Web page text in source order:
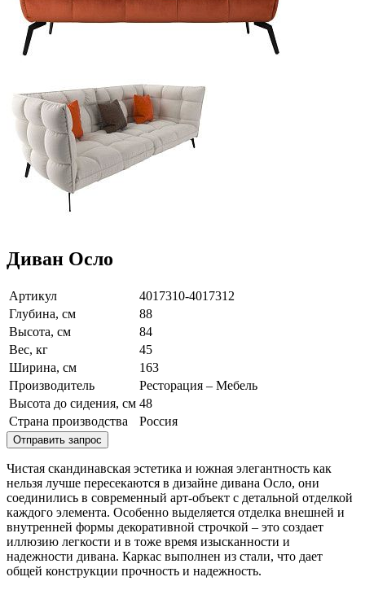
Диван Осло
Артикул
4017310-4017312
Глубина, см
88
Высота, см
84
Вес, кг
45
Ширина, см
163
Производитель
Ресторация – Мебель
Высота до сидения, см 48
Страна производства
Россия
Отправить запрос
Чистая скандинавская эстетика и южная элегантность как
нельзя лучше пересекаются в дизайне дивана Осло, они
соединились в современный арт-объект с детальной отделкой
каждого элемента. Особенно выделяется отделка внешней и
внутренней формы декоративной строчкой – это создает
иллюзию легкости и в тоже время изысканности и
надежности дивана. Каркас выполнен из стали, что дает
общей конструкции прочность и надежность.